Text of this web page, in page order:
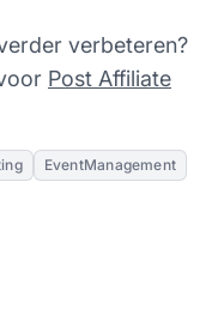
verbeteren?
Post Affiliate
EventManagement